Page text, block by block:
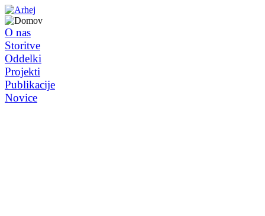
O nas
Storitve
Oddelki
Projekti
Publikacije
Novice